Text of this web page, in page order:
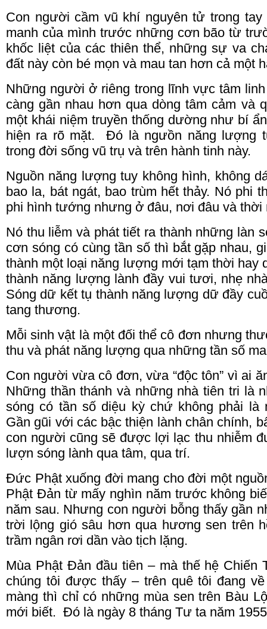
Con người cầm vũ khí nguyên tử trong tay
manh của mình trước những cơn bão từ
khốc liệt của các thiên thể, những sự va
đất này còn bé mọn và mau tan hơn cả một
Những người ở riêng trong lĩnh vực tâm
càng gần nhau hơn qua dòng tâm cảm và
một khái niệm truyền thống dường như bí
hiện ra rõ mặt.
Đó là ngưồn năng lượng
trong đời sống vũ trụ và trên hành tinh này.
Nguồn năng lượng tuy không hình, không
bao la, bát ngát, bao trùm hết thảy. Nó phi
phi hình tướng nhưng ở đâu, nơi đâu và thời
Nó thu liễm và phát tiết ra thành những làn
cơn sóng có cùng tần số thì bắt gặp nhau,
thành một loại năng lượng mới tạm thời hay
thành năng lượng lành đầy vui tươi, nhẹ
Sóng dữ kết tụ thành năng lượng dữ đầy
tang thương.
Mỗi sinh vật là một đối thể cô đơn nhưng
thu và phát năng lượng qua những tần số
Con người vừa cô đơn, vừa “độc tôn” vì ai
Những thần thánh và những nhà tiên tri là
sóng có tần số diệu kỳ chứ không phải là
Gần gũi với các bậc thiện lành chân chính,
con người cũng sẽ được lợi lạc thu nhiễm
lượn sóng lành qua tâm, qua trí.
Đức Phật xuống đời mang cho đời một
Phật Đản từ mấy nghìn năm trước không
năm sau. Nhưng con người bỗng thấy gần
trời lộng gió sâu hơn qua hương sen trên
trầm ngân rơi dần vào tịch lặng.
Mùa Phật Đản đầu tiên – mà thế hệ Chiến
chúng tôi được thấy – trên quê tôi đang
màng thì chỉ có những mùa sen trên Bàu
mới biết. Đó là ngày 8 tháng Tư ta năm